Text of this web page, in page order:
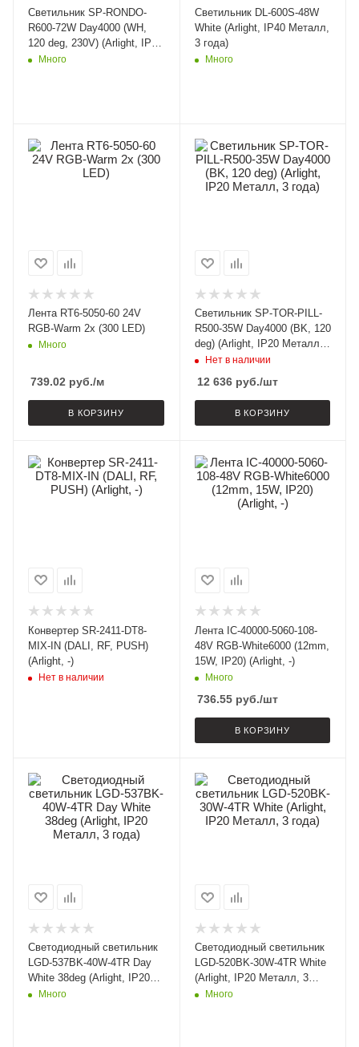
Светильник SP-RONDO-
R600-72W Day4000 (WH,
120 deg, 230V) (Arlight, IP40
Металл, 3 года)
Много
Светильник DL-600S-48W
White (Arlight, IP40 Металл,
3 года)
Много
Лента RT6-5050-60 24V
RGB-Warm 2x (300 LED)
Много
739.02 руб./м
В КОРЗИНУ
Светильник SP-TOR-PILL-
R500-35W Day4000 (BK, 120
deg) (Arlight, IP20 Металл,
3 года)
Нет в наличии
12 636руб./шт
В КОРЗИНУ
Конвертер SR-2411-DT8-
MIX-IN (DALI, RF, PUSH)
(Arlight, -)
Нет в наличии
Лента IC-40000-5060-108-
48V RGB-White6000 (12mm,
15W, IP20) (Arlight, -)
Много
736.55руб./шт
В КОРЗИНУ
Светодиодный светильник
LGD-537BK-40W-4TR Day
White 38deg (Arlight, IP20
Металл, 3 года)
Много
Светодиодный светильник
LGD-520BK-30W-4TR White
(Arlight, IP20 Металл, 3
года)Много